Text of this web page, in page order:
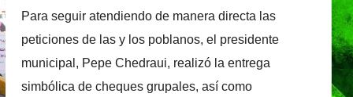
Para seguir atendiendo de manera directa las
peticiones de las y los poblanos, el presidente
municipal, Pepe Chedraui, realizó la entrega
simbólica de cheques grupales, así como